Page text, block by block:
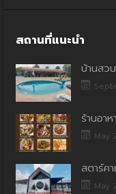
สถานที่แนะนำ
บ้านสว
ร้านอา
May
สตาร์ค
May